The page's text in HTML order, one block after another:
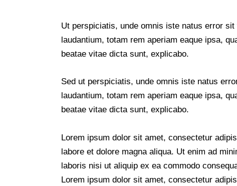
Ut perspiciatis, unde omnis iste natus error
laudantium, totam rem aperiam eaque ipsa,
beatae vitae dicta sunt, explicabo.
Sed ut perspiciatis, unde omnis iste natus
laudantium, totam rem aperiam eaque ipsa,
beatae vitae dicta sunt, explicabo.
Lorem ipsum dolor sit amet, consectetur
labore et dolore magna aliqua. Ut enim ad
laboris nisi ut aliquip ex ea commodo
Lorem ipsum dolor sit amet, consectetur